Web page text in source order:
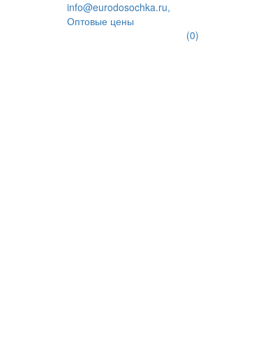
info@eurodosochka.ru,
Оптовые цены
(0)